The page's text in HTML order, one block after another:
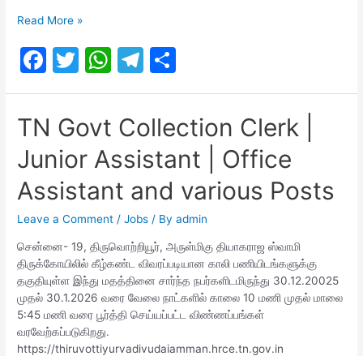
TN
Survey
and
Recruitment
2026
Read More »
F
a
c
e
b
o
o
k
T
w
er
W
h
at
s
A
p
p
T
el
e
gr
a
m
h
ar
e
TN Govt Collection Clerk |
Junior Assistant | Office
Assistant and various Posts
Leave a Comment /Jobs / Byadmin
சென்னை- 19, திருவொற்றியூர், அருள்மிகு தியாகராஜ ஸ்வாமி
திருக்கோயிலில் கீழ்கண்ட விவரப்படியான காலி பணியிடங்களுக்கு
தகுதியுள்ள இந்து மதத்தினை சார்ந்த நபர்களிடமிருந்து 30.12.20025
முதல் 30.1.2026 வரை வேலை நாட்களில் காலை 10 மணி முதல் மாலை
5:45 மணி வரை பூர்த்தி செய்யப்பட்ட விண்ணப்பங்கள்
வரவேற்கப்படுகிறது.
https://thiruvottiyurvadivudaiamman.hrce.tn.gov.in